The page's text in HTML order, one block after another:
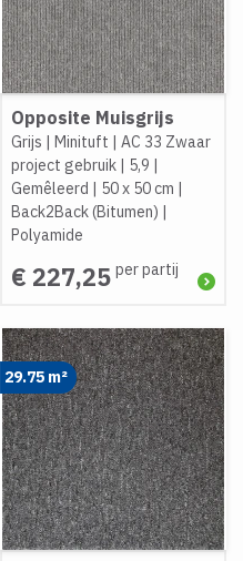
Opposite Muisgrijs
Grijs | Minituft | AC 33 Zwaar
project gebruik | 5,9 |
Gemêleerd | 50 x 50 cm |
Back2Back (Bitumen) |
Polyamide
€ 227,25 per partij
29.75 m²